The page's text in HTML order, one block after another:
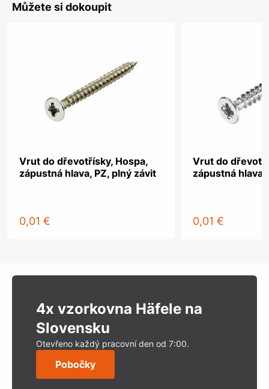
Můžete si dokoupit
Vrut do dřevotřísky, Hospa,
zápustná hlava, PZ, plný závit
0,01 €
Vrut do
zápustná hlava,
0,01 €
4x vzorkovna Häfele na
Slovensku
Otevřeno každý pracovní den od 7:00.
Pobočky